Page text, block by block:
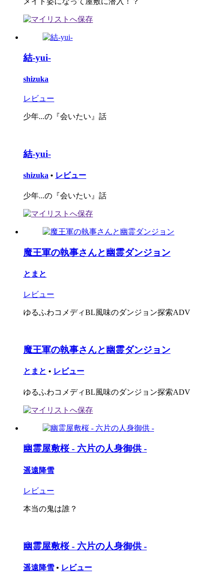
結-yui-
shizuka
レビュー
少年...の『会いたい』話
結-yui-
shizuka • レビュー
少年...の『会いたい』話
魔王軍の執事さんと幽霊ダンジョン
とまと
レビュー
ゆるふわコメディBL風味のダンジョン探索ADV
魔王軍の執事さんと幽霊ダンジョン
とまと • レビュー
ゆるふわコメディBL風味のダンジョン探索ADV
幽霊屋敷桜 - 六片の人身御供 -
遥遠降雪
レビュー
本当の鬼は誰？
幽霊屋敷桜 - 六片の人身御供 -
遥遠降雪 • レビュー